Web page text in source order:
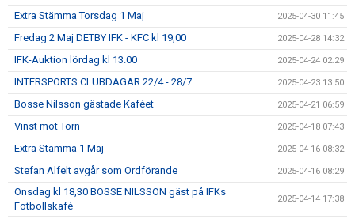
Extra Stämma Torsdag 1 Maj 2025-04-30 11:45
Fredag 2 Maj DETBY IFK - KFC kl 19,00 2025-04-28 14:32
IFK-Auktion lördag kl 13.00 2025-04-24 02:29
INTERSPORTS CLUBDAGAR 22/4 - 28/7 2025-04-23 13:50
Bosse Nilsson gästade Kaféet 2025-04-21 06:59
Vinst mot Torn 2025-04-18 07:43
Extra Stämma 1 Maj 2025-04-16 08:32
Stefan Alfelt avgår som Ordförande 2025-04-16 08:29
Onsdag kl 18,30 BOSSE NILSSON gäst på IFKs
Fotbollskafé
2025-04-14 17:38